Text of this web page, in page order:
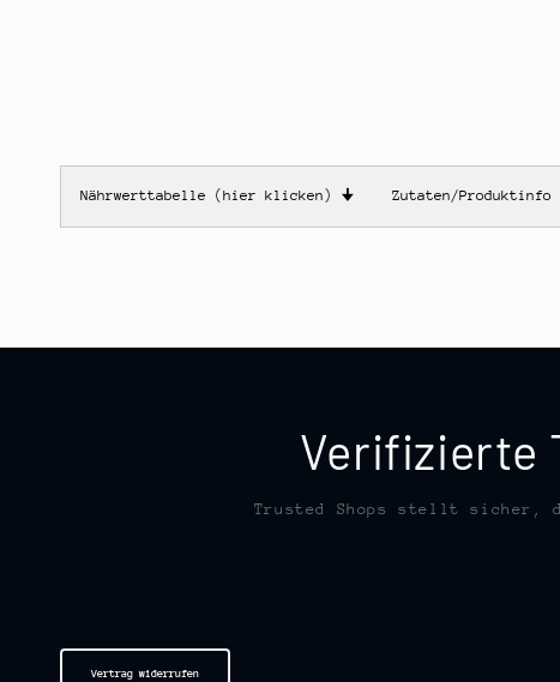
Nährwerttabelle (hier klicken) 🠋 Zutaten/
Verifizierte
Trusted Shops stellt sicher,
Vertrag widerrufen